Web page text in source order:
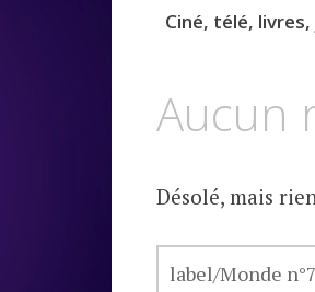
contenu
Ciné, télé,
Aucun
Désolé, mais